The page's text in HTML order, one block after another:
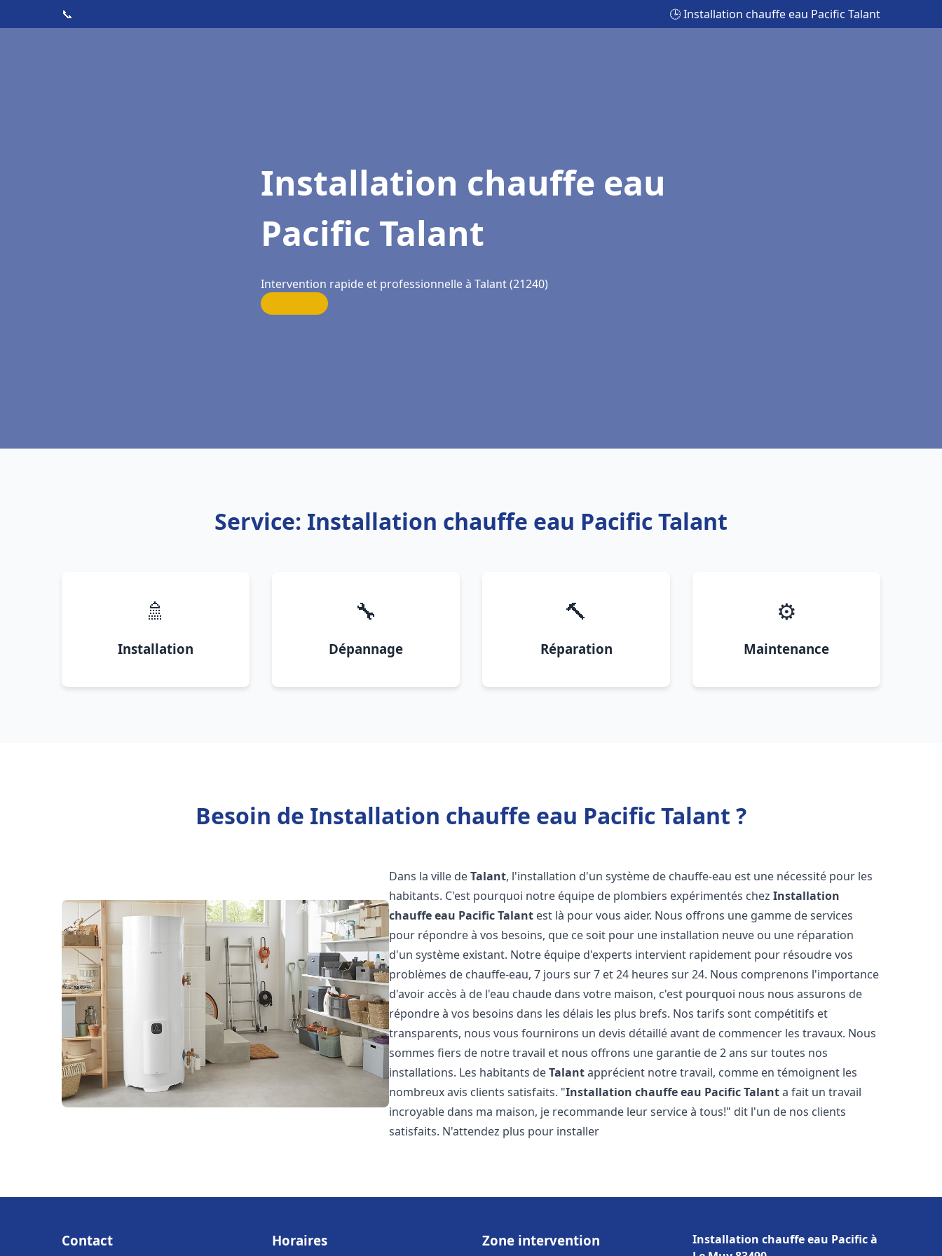
📞 🕒 Installation chauffe eau Pacific Talant
Installation chauffe eau
Pacific Talant
Intervention rapide et professionnelle à Talant (21240)
Service: Installation chauffe eau Pacific Talant
🚿
Installation
🔧
Dépannage
🔨
Réparation
⚙️
Maintenance
Besoin de Installation chauffe eau Pacific Talant ?
Dans la ville deTalant, l'installation d'un système de chauffe-eau est une nécessité pour les
habitants. C'est pourquoi notre équipe de plombiers expérimentés chezInstallation
chauffe eau PacificTalant est là pour vous aider. Nous offrons une gamme de services
pour répondre à vos besoins, que ce soit pour une installation neuve ou une réparation
d'un système existant. Notre équipe d'experts intervient rapidement pour résoudre vos
problèmes de chauffe-eau, 7 jours sur 7 et 24 heures sur 24. Nous comprenons l'importance
d'avoir accès à de l'eau chaude dans votre maison, c'est pourquoi nous nous assurons de
répondre à vos besoins dans les délais les plus brefs. Nos tarifs sont compétitifs et
transparents, nous vous fournirons un devis détaillé avant de commencer les travaux. Nous
sommes fiers de notre travail et nous offrons une garantie de 2 ans sur toutes nos
installations. Les habitants deTalantapprécient notre travail, comme en témoignent les
nombreux avis clients satisfaits. "Installation chauffe eau PacificTalanta fait un travail
incroyable dans ma maison, je recommande leur service à tous!" dit l'un de nos clients
satisfaits. N'attendez plus pour installer
Contact Horaires Zone intervention
Installation chauffe eau Pacific à